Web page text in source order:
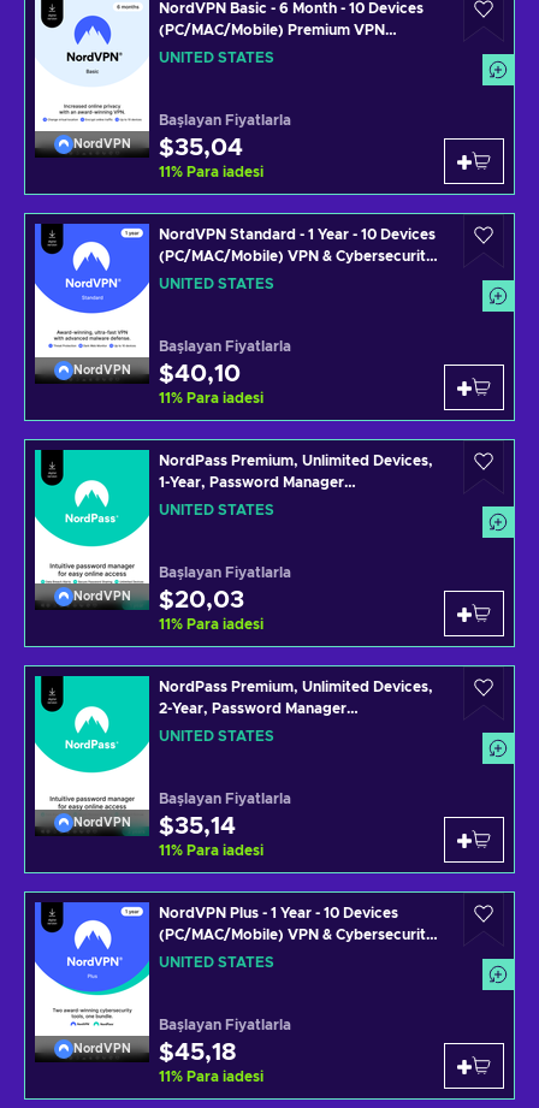
NordVPN
NordVPN Basic - 6 Month - 10 Devices
(PC/MAC/Mobile) Premium VPN
Software Subscription Key UNITED
UNITED STATES
Başlayan Fiyatlarla
$35,04
11% Para iadesi
NordVPN
NordVPN Standard - 1 Year - 10 Devices
(PC/MAC/Mobile) VPN & Cybersecurity
Software Subscription Key UNITED
UNITED STATES
Başlayan Fiyatlarla
$40,10
11% Para iadesi
NordVPN
NordPass Premium, Unlimited Devices,
1-Year, Password Manager
(PC/Mac/Mobile) Subscription Key
UNITED STATES
Başlayan Fiyatlarla
$20,03
11% Para iadesi
NordVPN
NordPass Premium, Unlimited Devices,
2-Year, Password Manager
(PC/Mac/Mobile) Subscription Key
UNITED STATES
Başlayan Fiyatlarla
$35,14
11% Para iadesi
NordVPN
NordVPN Plus - 1 Year - 10 Devices
(PC/MAC/Mobile) VPN & Cybersecurity
Software Subscription Key UNITED
UNITED STATES
Başlayan Fiyatlarla
$45,18
11% Para iadesi